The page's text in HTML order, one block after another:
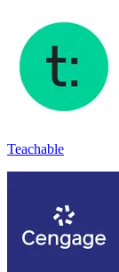
Teachable